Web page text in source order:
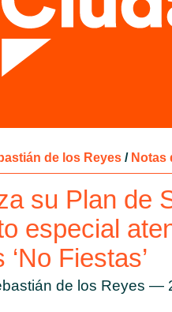
de los Reyes / Notas
su Plan de
especial
Fiestas’
de los Reyes —